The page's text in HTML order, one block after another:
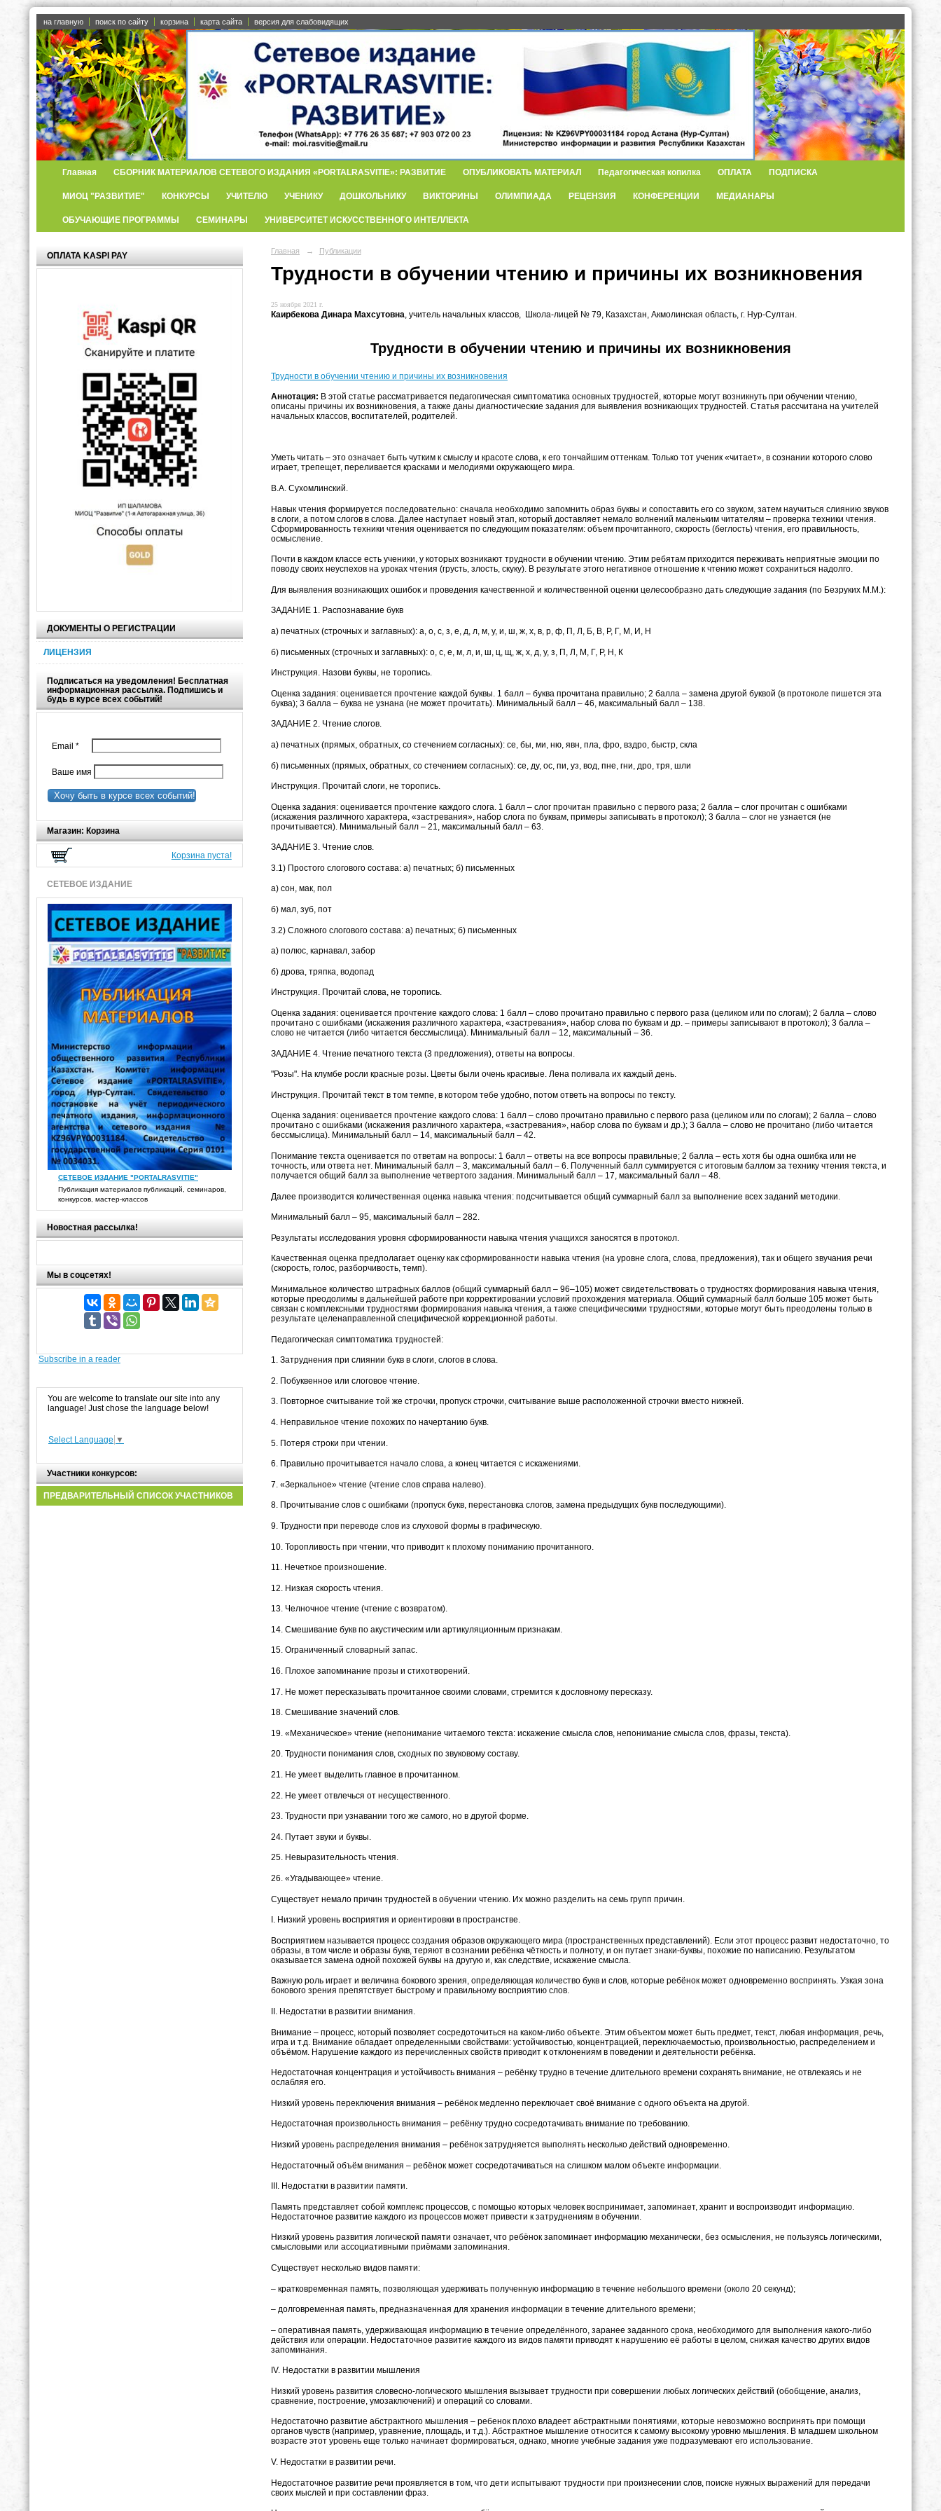
на главную поиск по сайту корзина карта сайта версия для слабовидящих
Главная СБОРНИК МАТЕРИАЛОВ СЕТЕВОГО ИЗДАНИЯ «PORTALRASVITIE»: РАЗВИТИЕ ОПУБЛИКОВАТЬ МАТЕРИАЛ Педагогическая копилка ОПЛАТА ПОДПИСКА
МИОЦ "РАЗВИТИЕ" КОНКУРСЫ УЧИТЕЛЮ УЧЕНИКУ ДОШКОЛЬНИКУ ВИКТОРИНЫ ОЛИМПИАДА РЕЦЕНЗИЯ КОНФЕРЕНЦИИ МЕДИАНАРЫ
ОБУЧАЮЩИЕ ПРОГРАММЫ СЕМИНАРЫ УНИВЕРСИТЕТ ИСКУССТВЕННОГО ИНТЕЛЛЕКТА
ОПЛАТА KASPI PAY
ДОКУМЕНТЫ О РЕГИСТРАЦИИ
ЛИЦЕНЗИЯ
Подписаться на уведомления! Бесплатная
информационная рассылка. Подпишись и
будь в курсе всех событий!
Email *
Ваше имя
Хочу быть в курсе всех событий!
Магазин: Корзина
Корзина пуста!
СЕТЕВОЕ ИЗДАНИЕ
СЕТЕВОЕ ИЗДАНИЕ "PORTALRASVITIE"
Публикация материалов публикаций, семинаров,
конкурсов, мастер-классов
Новостная рассылка!
Мы в соцсетях!
Subscribe in a reader
You are welcome to translate our site into any
language! Just chose the language below!
Select Language ▼
Участники конкурсов:
ПРЕДВАРИТЕЛЬНЫЙ СПИСОК УЧАСТНИКОВ
Главная → Публикации
Трудности в обучении чтению и причины их возникновения
25 ноября 2021 г.
Каирбекова Динара Махсутовна , учитель начальных классов, Школа-лицей № 79, Казахстан, Акмолинская область, г. Нур-Султан.
Трудности в обучении чтению и причины их возникновения
Трудности в обучении чтению и причины их возникновения
Аннотация: В этой статье рассматривается педагогическая симптоматика основных трудностей, которые могут возникнуть при обучении чтению,
описаны причины их возникновения, а также даны диагностические задания для выявления возникающих трудностей. Статья рассчитана на учителей
начальных классов, воспитателей, родителей.
Уметь читать – это означает быть чутким к смыслу и красоте слова, к его тончайшим оттенкам. Только тот ученик «читает», в сознании которого слово
играет, трепещет, переливается красками и мелодиями окружающего мира.
В.А. Сухомлинский.
Навык чтения формируется последовательно: сначала необходимо запомнить образ буквы и сопоставить его со звуком, затем научиться слиянию звуков
в слоги, а потом слогов в слова. Далее наступает новый этап, который доставляет немало волнений маленьким читателям – проверка техники чтения.
Сформированность техники чтения оценивается по следующим показателям: объем прочитанного, скорость (беглость) чтения, его правильность,
осмысление.
Почти в каждом классе есть ученики, у которых возникают трудности в обучении чтению. Этим ребятам приходится переживать неприятные эмоции по
поводу своих неуспехов на уроках чтения (грусть, злость, скуку). В результате этого негативное отношение к чтению может сохраниться надолго.
Для выявления возникающих ошибок и проведения качественной и количественной оценки целесообразно дать следующие задания (по Безруких М.М.):
ЗАДАНИЕ 1. Распознавание букв
а) печатных (строчных и заглавных): а, о, с, з, е, д, л, м, у, и, ш, ж, х, в, р, ф, П, Л, Б, В, Р, Г, М, И, Н
б) письменных (строчных и заглавных): о, с, е, м, л, и, ш, ц, щ, ж, х, д, у, з, П, Л, М, Г, Р, Н, К
Инструкция. Назови буквы, не торопись.
Оценка задания: оценивается прочтение каждой буквы. 1 балл – буква прочитана правильно; 2 балла – замена другой буквой (в протоколе пишется эта
буква); 3 балла – буква не узнана (не может прочитать). Минимальный балл – 46, максимальный балл – 138.
ЗАДАНИЕ 2. Чтение слогов.
а) печатных (прямых, обратных, со стечением согласных): се, бы, ми, ню, явн, пла, фро, вздро, быстр, скла
б) письменных (прямых, обратных, со стечением согласных): се, ду, ос, пи, уз, вод, пне, гни, дро, тря, шли
Инструкция. Прочитай слоги, не торопись.
Оценка задания: оценивается прочтение каждого слога. 1 балл – слог прочитан правильно с первого раза; 2 балла – слог прочитан с ошибками
(искажения различного характера, «застревания», набор слога по буквам, примеры записывать в протокол); 3 балла – слог не узнается (не
прочитывается). Минимальный балл – 21, максимальный балл – 63.
ЗАДАНИЕ 3. Чтение слов.
3.1) Простого слогового состава: а) печатных; б) письменных
а) сон, мак, пол
б) мал, зуб, пот
3.2) Сложного слогового состава: а) печатных; б) письменных
а) полюс, карнавал, забор
б) дрова, тряпка, водопад
Инструкция. Прочитай слова, не торопись.
Оценка задания: оценивается прочтение каждого слова: 1 балл – слово прочитано правильно с первого раза (целиком или по слогам); 2 балла – слово
прочитано с ошибками (искажения различного характера, «застревания», набор слова по буквам и др. – примеры записывают в протокол); 3 балла –
слово не читается (либо читается бессмыслица). Минимальный балл – 12, максимальный – 36.
ЗАДАНИЕ 4. Чтение печатного текста (3 предложения), ответы на вопросы.
"Розы". На клумбе росли красные розы. Цветы были очень красивые. Лена поливала их каждый день.
Инструкция. Прочитай текст в том темпе, в котором тебе удобно, потом ответь на вопросы по тексту.
Оценка задания: оценивается прочтение каждого слова: 1 балл – слово прочитано правильно с первого раза (целиком или по слогам); 2 балла – слово
прочитано с ошибками (искажения различного характера, «застревания», набор слова по буквам и др.); 3 балла – слово не прочитано (либо читается
бессмыслица). Минимальный балл – 14, максимальный балл – 42.
Понимание текста оценивается по ответам на вопросы: 1 балл – ответы на все вопросы правильные; 2 балла – есть хотя бы одна ошибка или не
точность, или ответа нет. Минимальный балл – 3, максимальный балл – 6. Полученный балл суммируется с итоговым баллом за технику чтения текста, и
получается общий балл за выполнение четвертого задания. Минимальный балл – 17, максимальный балл – 48.
Далее производится количественная оценка навыка чтения: подсчитывается общий суммарный балл за выполнение всех заданий методики.
Минимальный балл – 95, максимальный балл – 282.
Результаты исследования уровня сформированности навыка чтения учащихся заносятся в протокол.
Качественная оценка предполагает оценку как сформированности навыка чтения (на уровне слога, слова, предложения), так и общего звучания речи
(скорость, голос, разборчивость, темп).
Минимальное количество штрафных баллов (общий суммарный балл – 96–105) может свидетельствовать о трудностях формирования навыка чтения,
которые преодолимы в дальнейшей работе при корректировании условий прохождения материала. Общий суммарный балл больше 105 может быть
связан с комплексными трудностями формирования навыка чтения, а также специфическими трудностями, которые могут быть преодолены только в
результате целенаправленной специфической коррекционной работы.
Педагогическая симптоматика трудностей:
1. Затруднения при слиянии букв в слоги, слогов в слова.
2. Побуквенное или слоговое чтение.
3. Повторное считывание той же строчки, пропуск строчки, считывание выше расположенной строчки вместо нижней.
4. Неправильное чтение похожих по начертанию букв.
5. Потеря строки при чтении.
6. Правильно прочитывается начало слова, а конец читается с искаже­ниями.
7. «Зеркальное» чтение (чтение слов справа налево).
8. Прочитывание слов с ошибками (пропуск букв, перестановка слогов, замена предыдущих букв последующими).
9. Трудности при переводе слов из слуховой формы в графическую.
10. Торопливость при чтении, что приводит к плохому пониманию прочитанного.
11. Нечеткое произношение.
12. Низкая скорость чтения.
13. Челночное чтение (чтение с возвратом).
14. Смешивание букв по акустическим или артикуляционным признакам.
15. Ограниченный словарный запас.
16. Плохое запоминание прозы и стихотворений.
17. Не может пересказывать прочитанное своими словами, стремится к дословному пересказу.
18. Смешивание значений слов.
19. «Механическое» чтение (непонимание читаемого текста: искажение смысла слов, непонимание смысла слов, фразы, текста).
20. Трудности понимания слов, сходных по звуковому составу.
21. Не умеет выделить главное в прочитанном.
22. Не умеет отвлечься от несущественного.
23. Трудности при узнавании того же самого, но в другой форме.
24. Путает звуки и буквы.
25. Невыразительность чтения.
26. «Угадывающее» чтение.
Существует немало причин трудностей в обучении чтению. Их можно разделить на семь групп причин.
I. Низкий уровень восприятия и ориентировки в пространстве.
Восприятием называется процесс создания образов окружающего мира (пространственных представлений). Если этот процесс развит недостаточно, то
образы, в том числе и образы букв, теряют в сознании ребёнка чёткость и полноту, и он путает знаки-буквы, похожие по написанию. Результатом
оказывается замена одной похожей буквы на другую и, как следствие, искажение смысла.
Важную роль играет и величина бокового зрения, определяющая количество букв и слов, которые ребёнок может одновременно воспринять. Узкая зона
бокового зрения препятствует быстрому и правильному восприятию слов.
II. Недостатки в развитии внимания.
Внимание – процесс, который позволяет сосредоточиться на каком-либо объекте. Этим объектом может быть предмет, текст, любая информация, речь,
игра и т.д. Внимание обладает определенными свойствами: устойчивостью, концентрацией, переключаемостью, произвольностью, распределением и
объёмом. Нарушение каждого из перечисленных свойств приводит к отклонениям в поведении и деятельности ребёнка.
Недостаточная концентрация и устойчивость внимания – ребёнку трудно в течение длительного времени сохранять внимание, не отвлекаясь и не
ослабляя его.
Низкий уровень переключения внимания – ребёнок медленно переключает своё внимание с одного объекта на другой.
Недостаточная произвольность внимания – ребёнку трудно сосредотачивать внимание по требованию.
Низкий уровень распределения внимания – ребёнок затрудняется выполнять несколько действий одновременно.
Недостаточный объём внимания – ребёнок может сосредотачиваться на слишком малом объекте информации.
III. Недостатки в развитии памяти.
Память представляет собой комплекс процессов, с помощью которых человек воспринимает, запоминает, хранит и воспроизводит информацию.
Недостаточное развитие каждого из процессов может привести к затруднениям в обучении.
Низкий уровень развития логической памяти означает, что ребёнок запоминает информацию механически, без осмысления, не пользуясь логическими,
смысловыми или ассоциативными приёмами запоминания.
Существует несколько видов памяти:
– кратковременная память, позволяющая удерживать полученную информацию в течение небольшого времени (около 20 секунд);
– долговременная память, предназначенная для хранения информации в течение длительного времени;
– оперативная память, удерживающая информацию в течение определённого, заранее заданного срока, необходимого для выполнения какого-либо
действия или операции. Недостаточное развитие каждого из видов памяти приводят к нарушению её работы в целом, снижая качество других видов
запоминания.
IV. Недостатки в развитии мышления
Низкий уровень развития словесно-логического мышления вызывает трудности при совершении любых логических действий (обобщение, анализ,
сравнение, построение, умозаключений) и операций со словами.
Недостаточно развитие абстрактного мышления – ребенок плохо владеет абстрактными понятиями, которые невозможно воспринять при помощи
органов чувств (например, уравнение, площадь, и т.д.). Абстрактное мышление относится к самому высокому уровню мышления. В младшем школьном
возрасте этот уровень еще только начинает формироваться, однако, многие учебные задания уже подразумевают его использование.
V. Недостатки в развитии речи.
Недостаточное развитие речи проявляется в том, что дети испытывают трудности при произнесении слов, поиске нужных выражений для передачи
своих мыслей и при составлении фраз.